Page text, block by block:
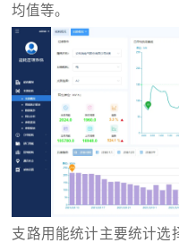
均值等。
支路用能统计主要统计选